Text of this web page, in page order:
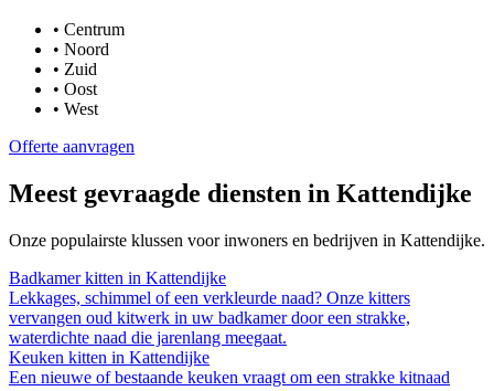
• Centrum
• Noord
• Zuid
• Oost
• West
Offerte aanvragen
Meest gevraagde diensten in Kattendijke
Onze populairste klussen voor inwoners en bedrijven in Kattendijke.
Badkamer kitten in Kattendijke
Lekkages, schimmel of een verkleurde naad? Onze kitters
vervangen oud kitwerk in uw badkamer door een strakke,
waterdichte naad die jarenlang meegaat.
Keuken kitten in Kattendijke
Een nieuwe of bestaande keuken vraagt om een strakke kitnaad